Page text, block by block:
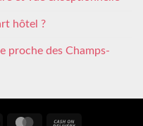
hôtel ?
proche des Champs-
MasterCard